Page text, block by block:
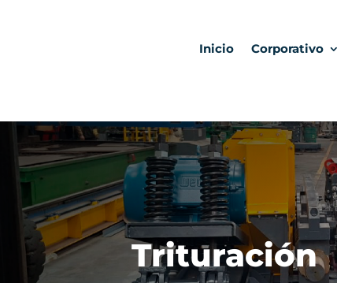
Inicio Corporativo
Trituración